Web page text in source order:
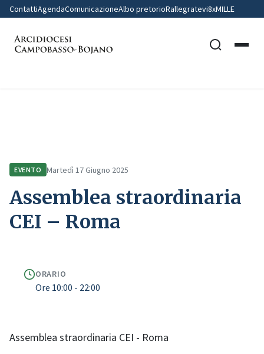
ContattiAgendaComunicazioneAlbo pretorioRallegratevi8xMILLE
EVENTO Martedì 17 Giugno 2025
Assemblea straordinaria
CEI – Roma
ORARIO
Ore 10:00 - 22:00
Assemblea straordinaria CEI - Roma